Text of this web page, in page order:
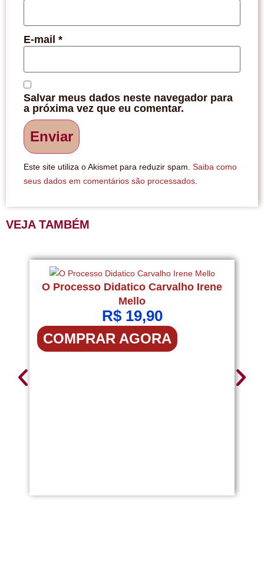
E-mail *
Salvar meus dados neste navegador para
a próxima vez que eu comentar.
Este site utiliza o Akismet para reduzir spam. Saiba como
seus dados em comentários são processados
VEJA TAMBÉM
O Processo Didatico Carvalho Irene
Mello
R$19,90
COMPRAR AGORA